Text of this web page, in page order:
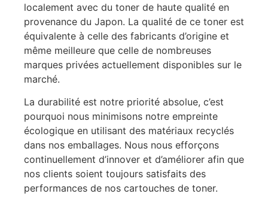
localement avec du toner de haute qualité en
provenance du Japon. La qualité de ce toner est
équivalente à celle des fabricants d’origine et
même meilleure que celle de nombreuses
marques privées actuellement disponibles sur le
marché.
La durabilité est notre priorité absolue, c’est
pourquoi nous minimisons notre empreinte
écologique en utilisant des matériaux recyclés
dans nos emballages. Nous nous efforçons
continuellement d’innover et d’améliorer afin que
nos clients soient toujours satisfaits des
performances de nos cartouches de toner.